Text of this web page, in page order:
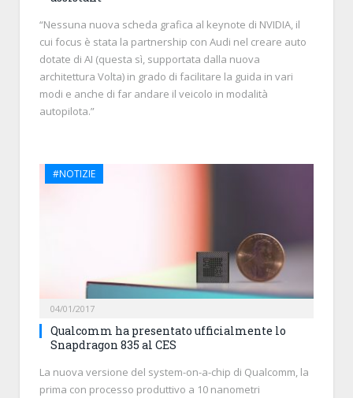
“Nessuna nuova scheda grafica al keynote di NVIDIA, il
cui focus è stata la partnership con Audi nel creare auto
dotate di AI (questa sì, supportata dalla nuova
architettura Volta) in grado di facilitare la guida in vari
modi e anche di far andare il veicolo in modalità
autopilota.”
#NOTIZIE
04/01/2017
Qualcomm ha presentato ufficialmente lo
Snapdragon 835 al CES
La nuova versione del system-on-a-chip di Qualcomm, la
prima con processo produttivo a 10 nanometri